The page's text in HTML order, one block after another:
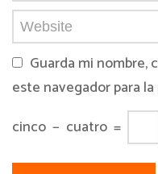
Guarda mi nombre,
este navegador para
cinco − cuatro =